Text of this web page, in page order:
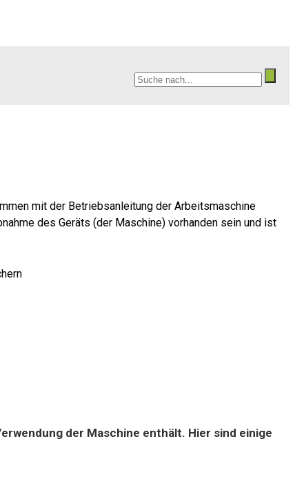
mit der Betriebsanleitung der Arbeitsmaschine
des Geräts (der Maschine) vorhanden sein und ist
der Maschine enthält. Hier sind einige